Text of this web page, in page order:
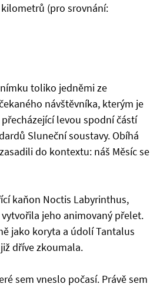
(pro srovnání:
toliko jedněmi ze
návštěvníka, kterým je
levou spodní částí
Sluneční soustavy. Obíhá
do kontextu: náš Měsíc se
kaňon Noctis Labyrinthus,
jeho animovaný přelet.
jako koryta a údolí Tantalus
dříve zkoumala.
sem vneslo počasí. Právě sem